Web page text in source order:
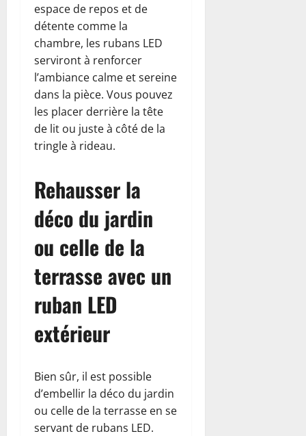
espace de repos et de
détente comme la
chambre, les rubans LED
serviront à renforcer
l’ambiance calme et sereine
dans la pièce. Vous pouvez
les placer derrière la tête
de lit ou juste à côté de la
tringle à rideau.
Rehausser la
déco du jardin
ou celle de la
terrasse avec un
ruban LED
extérieur
Bien sûr, il est possible
d’embellir la déco du jardin
ou celle de la terrasse en se
servant de rubans LED.